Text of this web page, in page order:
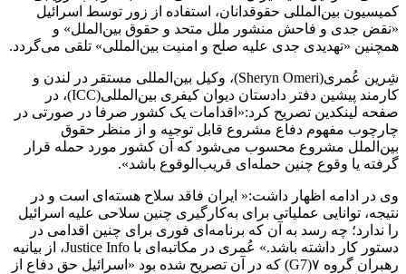
کمیسیون بین‌المللی حقوقدانان، استفاده از زور توسط اسرائیل
«نقض جدی و فاحش منشور ملل متحد و حقوق بین‌الملل» و
همچنین «تهدیدی جدی علیه صلح و امنیت بین‌المللی» تلقی می‌گردد.
شِرین عُمری(Sheryn Omeri)، وکیل بین‌المللی مستقر در لندن و
کارمند پیشین دفتر دادستان دیوان کیفری بین‌المللی(ICC)، در
صفحه لینکدین تصریح کرد:«اقدامات یک کشور صرفا در صورتی در
چارچوب مفهوم دفاع مشروع قابل توجیه و از منظر حقوق
بین‌الملل مشروع محسوب می‌شود که آن کشور مورد حمله قرار
گرفته یا وقوع چنین حمله‌ای قریب‌الوقوع باشد».
وی در ادامه اظهار داشت:« ایران فاقد سلاح هسته‌ای است و در
نتیجه، توانایی عملیاتی برای به‌کارگیری چنین سلاحی علیه اسرائیل
را ندارد؛ چه رسد به آن ‌که برنامه‌ای فوری برای چنین اقدامی در
دستور کار داشته باشد.» عُمری در مکاتبه‌ای با Justice Info، از بیانیه
رهبران گروه ۷(G7) که در آن تصریح شده بود «اسرائیل حق دفاع از